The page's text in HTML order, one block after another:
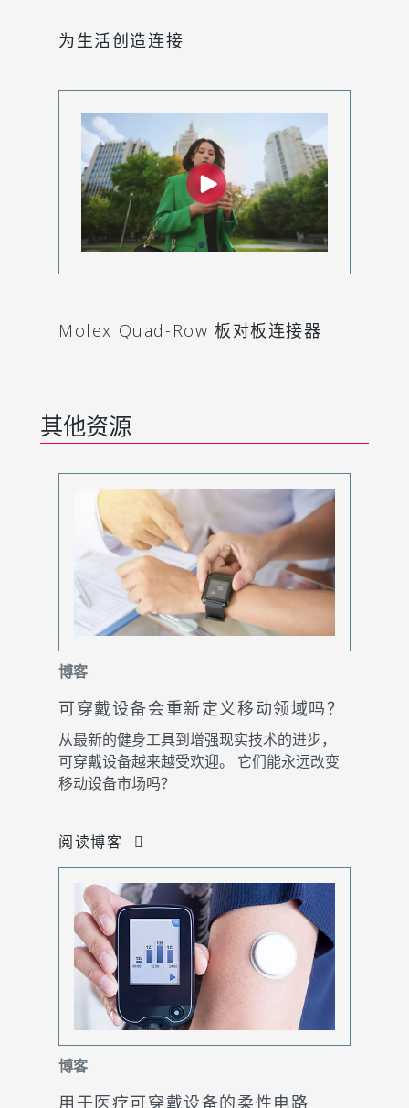
为生活创造连接
Molex Quad-Row 板对板连接器
其他资源
博客
可穿戴设备会重新定义移动领域吗？
从最新的健身工具到增强现实技术的进步，
可穿戴设备越来越受欢迎。 它们能永远改变
移动设备市场吗？
阅读博客
博客
用于医疗可穿戴设备的柔性电路